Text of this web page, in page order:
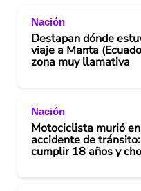
Nación
Destapan dónde
viaje a Manta
zona muy llamativa
Nación
Motociclista murió
accidente de
cumplir 18 años y